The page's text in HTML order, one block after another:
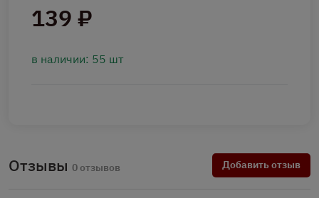
139 ₽
в наличии: 55 шт
Отзывы 0 отзывов Добавить отзыв